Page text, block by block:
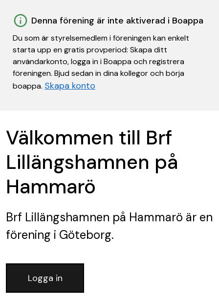
Denna förening är inte aktiverad i Boappa
Du som är styrelsemedlem i föreningen kan enkelt
starta upp en gratis provperiod: Skapa ditt
användarkonto, logga in i Boappa och registrera
föreningen. Bjud sedan in dina kollegor och börja
boappa. Skapa konto
Välkommen till Brf
Lillängshamnen på
Hammarö
Brf Lillängshamnen på Hammarö är en
förening i Göteborg.
Logga in